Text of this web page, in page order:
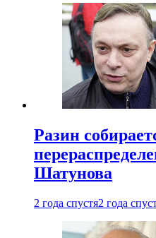
Разин
Шатунова
2 года спустя2 года